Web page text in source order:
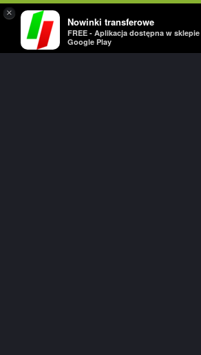
×
Nowinki transferowe
FREE - Aplikacja dostępna w sklepie
Google Play